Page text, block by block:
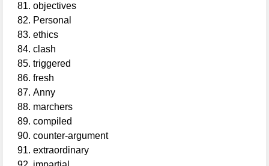
objectives
Personal
ethics
clash
triggered
fresh
Anny
marchers
compiled
counter-argument
extraordinary